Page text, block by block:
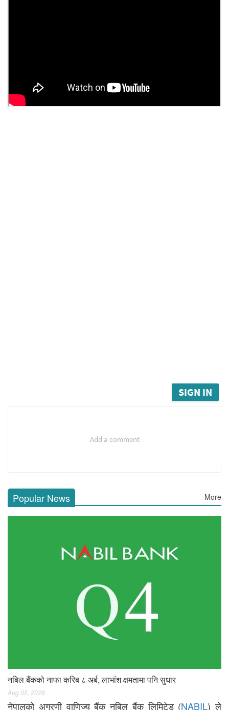
SIGN IN
Add a comment
Popular News More
नबिल बैंकको नाफा करिब ८ अर्ब, लाभांश क्षमतामा पनि सुधार
Aug 05, 2026
नेपालको अग्रणी वाणिज्य बैंक नबिल बैंक लिमिटेड (NABIL) ले